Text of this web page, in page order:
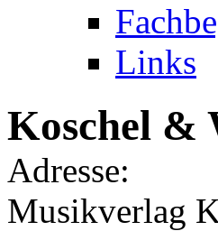
Links
Koschel &
Adresse:
Musikverlag